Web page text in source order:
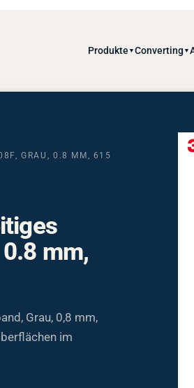
GRAU, 0.8 MM, 615
mm,
Grau, 0,8 mm,
im